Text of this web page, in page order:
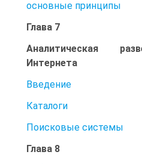
основные принципы
Глава 7
Аналитическая
Интернета
Введение
Каталоги
Поисковые системы
Глава 8